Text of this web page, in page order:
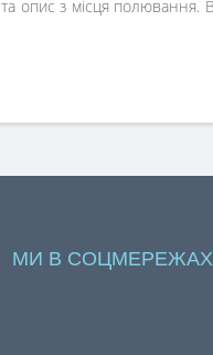
опис з місця полювання.
МИ В СОЦМЕРЕЖАХ